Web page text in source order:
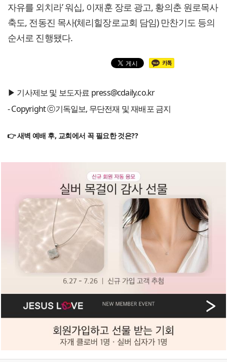
자유를 외치라’ 워십, 이재훈 장로 광고, 황의춘 원로목사
축도, 전동진 목사(체리힐장로교회 담임) 만찬기도 등의
순서로 진행됐다.
▶ 기사제보 및 보도자료 press@cdaily.co.kr
- Copyright ⓒ기독일보, 무단전재 및 재배포 금지
👉 새벽 예배 후, 교회에서 꼭 필요한 것은??